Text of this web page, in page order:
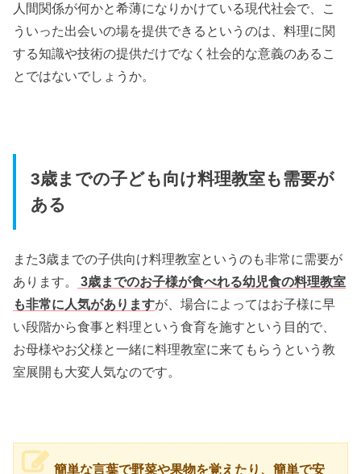
人間関係が何かと希薄になりかけている現代社会で、こ
ういった出会いの場を提供できるというのは、料理に関
する知識や技術の提供だけでなく社会的な意義のあるこ
とではないでしょうか。
3歳までの子ども向け料理教室も需要が
ある
また3歳までの子供向け料理教室というのも非常に需要が
あります。
3歳までのお子様が食べれる幼児食の料理教室
も非常に人気がありますが、場合によってはお子様に早
い段階から食事と料理という食育を施すという目的で、
お母様やお父様と一緒に料理教室に来てもらうという教
室展開も大変人気なのです。
簡単な言葉で野菜や果物を覚えたり、簡単で安